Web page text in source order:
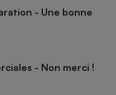
- Une bonne
- Non merci !